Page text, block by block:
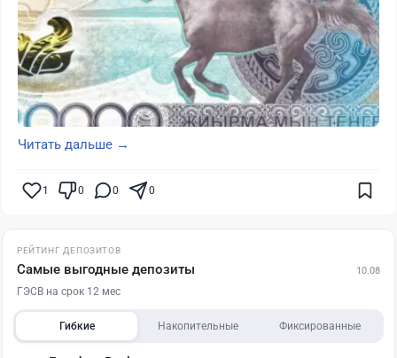
Читать дальше →
1 0 0 0
РЕЙТИНГ ДЕПОЗИТОВ
Самые выгодные депозиты 10.08
ГЭСВ на срок 12 мес
Гибкие Накопительные Фиксированные